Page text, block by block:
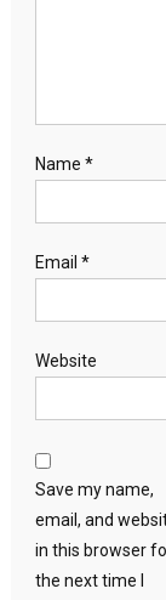
Name *
Email *
Website
Save my name,
email, and
in this browser
the next time I